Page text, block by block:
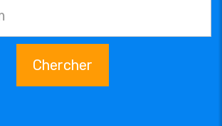
Chercher